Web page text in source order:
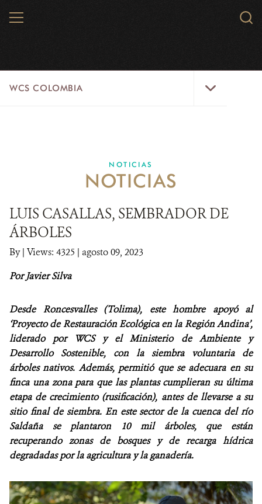
MENU
WCS COLOMBIA
EJES ESTRATÉGICOS
MICROSITIOS
WCS VISUAL
PUBLICACIONES
ALIADOS Y ALIANZAS
COBERTURA EN MEDIOS DE COMUNICACIÓN
INFORME ANUAL WCS
MECANISMO DE ATENCIÓN DE QUEJAS Y RECLAMOS
DONA
NOTICIAS
NOTICIAS
LUIS CASALLAS, SEMBRADOR DE
ÁRBOLES
By| Views: 4325 | agosto 09, 2023
Por Javier Silva
Desde Roncesvalles (Tolima), este hombre apoyó al
‘Proyecto de Restauración Ecológica en la Región Andina’,
liderado por WCS y el Ministerio de Ambiente y
Desarrollo Sostenible, con la siembra voluntaria de
árboles nativos. Además, permitió que se adecuara en su
finca una zona para que las plantas cumplieran su última
etapa de crecimiento (rusificación), antes de llevarse a su
sitio final de siembra. En este sector de la cuenca del río
Saldaña se plantaron 10 mil árboles, que están
recuperando zonas de bosques y de recarga hídrica
degradadas por la agricultura y la ganadería.